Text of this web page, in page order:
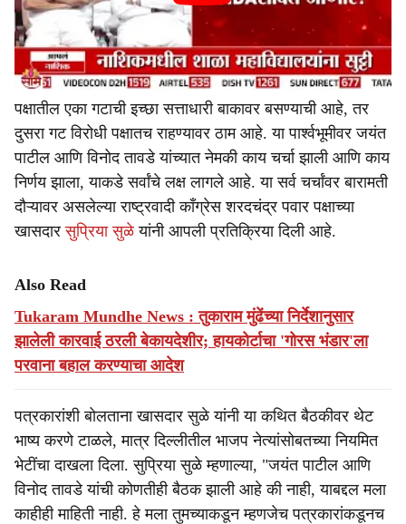
पक्षातील एका गटाची इच्छा सत्ताधारी बाकावर बसण्याची आहे, तर
दुसरा गट विरोधी पक्षातच राहण्यावर ठाम आहे. या पार्श्वभूमीवर जयंत
पाटील आणि विनोद तावडे यांच्यात नेमकी काय चर्चा झाली आणि काय
निर्णय झाला, याकडे सर्वांचे लक्ष लागले आहे. या सर्व चर्चांवर बारामती
दौऱ्यावर असलेल्या राष्ट्रवादी काँग्रेस शरदचंद्र पवार पक्षाच्या
खासदारसुप्रिया सुळे यांनी आपली प्रतिक्रिया दिली आहे.
Also Read
Tukaram Mundhe News : तुकाराम मुंढेंच्या निर्देशानुसार
झालेली कारवाई ठरली बेकायदेशीर; हायकोर्टाचा 'गोरस भंडार'ला
परवाना बहाल करण्याचा आदेश
पत्रकारांशी बोलताना खासदार सुळे यांनी या कथित बैठकीवर थेट
भाष्य करणे टाळले, मात्र दिल्लीतील भाजप नेत्यांसोबतच्या नियमित
भेटींचा दाखला दिला. सुप्रिया सुळे म्हणाल्या, "जयंत पाटील आणि
विनोद तावडे यांची कोणतीही बैठक झाली आहे की नाही, याबद्दल मला
काहीही माहिती नाही. हे मला तुमच्याकडून म्हणजेच पत्रकारांकडूनच